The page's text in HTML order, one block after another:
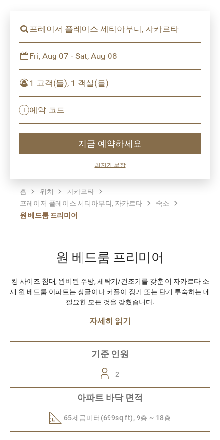
프레이저 플레이스 세티아부디, 자카르타
Fri, Aug 07 - Sat, Aug 08
1 고객(들), 1 객실(들)
예약 코드
지금 예약하세요
최저가 보장
홈 위치
자카르타
프레이저 플레이스 세티아부디, 자카르타
숙소
원 베드룸 프리미어
원 베드룸 프리미어
킹 사이즈 침대, 완비된 주방, 세탁기/건조기를 갖춘 이 자카르타 소
재 원 베드룸 아파트는 싱글이나 커플이 장기 또는 단기 투숙하는 데
필요한 모든 것을 갖췄습니다.
자세히 읽기
기준 인원
2
아파트 바닥 면적
65제곱미터(699sq ft), 9층 ~ 18층